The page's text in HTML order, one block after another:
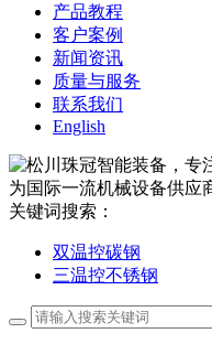
产品教程
客户案例
新闻资讯
质量与服务
联系我们
English
关键词搜索：
双温控碳钢
三温控不锈钢